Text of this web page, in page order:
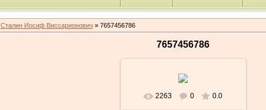
Сталин Иосиф Виссарионович » 7657456786
7657456786
В реальном размере
2263 0 0.0